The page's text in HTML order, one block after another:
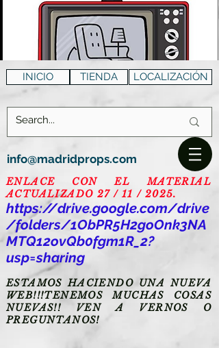
INICIO TIENDA LOCALIZACIÓN
info@madridprops.com
ENLACE CON EL MATERIAL
ACTUALIZADO 27 / 11 / 2025.
https://drive.google.com/drive
/folders/1ObPR5H2goOnk3NA
MTQ12ovQb0fgm1R_2?
usp=sharing
ESTAMOS HACIENDO UNA NUEVA
WEB!!!TENEMOS MUCHAS COSAS
NUEVAS!! VEN A VERNOS O
PREGUNTANOS!